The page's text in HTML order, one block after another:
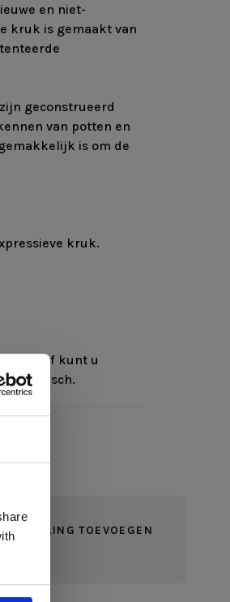
en niet-
kruk is gemaakt van
geconstrueerd
van potten en
is om de
kruk.
of kunt u
telefonisch.
TOEVOEGEN